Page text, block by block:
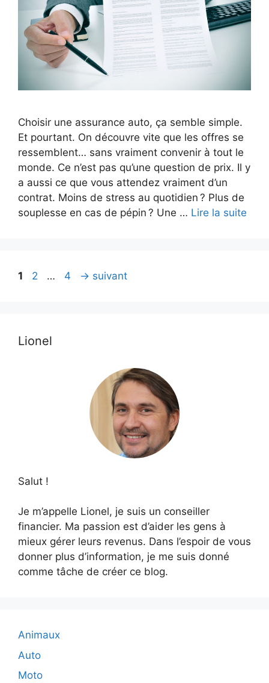
Choisir une assurance auto, ça semble simple.
Et pourtant. On découvre vite que les offres se
ressemblent… sans vraiment convenir à tout le
monde. Ce n’est pas qu’une question de prix. Il y
a aussi ce que vous attendez vraiment d’un
contrat. Moins de stress au quotidien ? Plus de
souplesse en cas de pépin ? Une … Lire la suite
Page
1 Page
2 … Page
4 → suivant
Lionel
Salut !
Je m’appelle Lionel, je suis un conseiller
financier. Ma passion est d’aider les gens à
mieux gérer leurs revenus. Dans l’espoir de vous
donner plus d’information, je me suis donné
comme tâche de créer ce blog.
Animaux
Auto
Moto